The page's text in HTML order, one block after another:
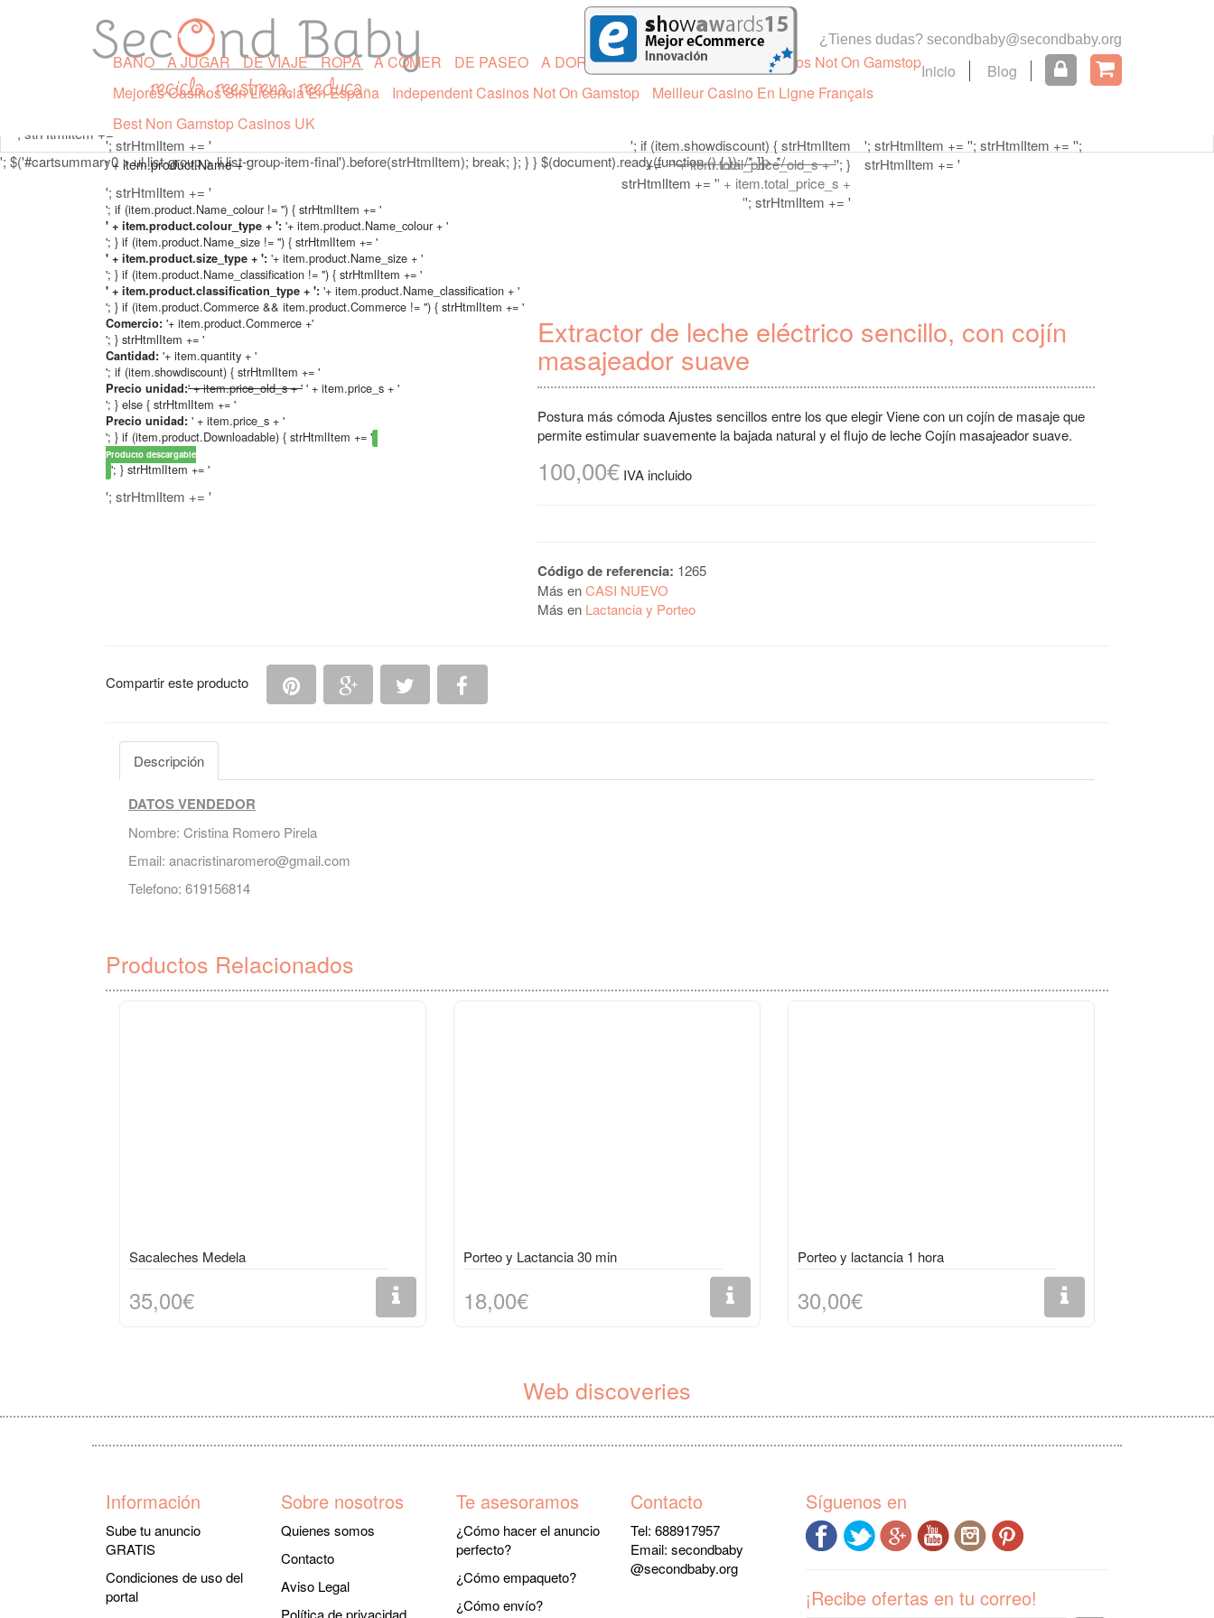
BAÑO A JUGAR DE VIAJE ROPA A COMER DE PASEO A DORMIR Lactancia y Porteo
Casinos Not On Gamstop
Mejores Casinos Sin Licencia En España
Independent Casinos Not On Gamstop
Meilleur Casino En Ligne Français
Best Non Gamstop Casinos UK
Inicio Blog
¿Tienes dudas? secondbaby@secondbaby.org
Carrito
Sin artículos
'; strHtmlItem += '
'; strHtmlItem += '
' + item.product.Name + '
'; strHtmlItem += '
'; if (item.product.Name_colour != '') { strHtmlItem += '
' + item.product.colour_type + ': '+ item.product.Name_colour + '
'; } if (item.product.Name_size != '') { strHtmlItem += '
' + item.product.size_type + ': '+ item.product.Name_size + '
'; } if (item.product.Name_classification != '') { strHtmlItem += '
' + item.product.classification_type + ': '+ item.product.Name_classification + '
'; } if (item.product.Commerce && item.product.Commerce != '') { strHtmlItem += '
Comercio: '+ item.product.Commerce +'
'; } strHtmlItem += '
Cantidad: '+ item.quantity + '
'; if (item.showdiscount) { strHtmlItem += '
Precio unidad:' + item.price_old_s + ' ' + item.price_s + '
'; } else { strHtmlItem += '
Precio unidad: ' + item.price_s + '
'; } if (item.product.Downloadable) { strHtmlItem += '
Producto descargable
'; } strHtmlItem += '
'; strHtmlItem += '
'; strHtmlItem += '
'; if (item.showdiscount) { strHtmlItem
+= '' + item.total_price_old_s + ''; }
strHtmlItem += '' + item.total_price_s +
''; strHtmlItem += '
';
strHtmlItem += '
'; strHtmlItem += ''; $('#cartsummary0 > ul.list-group > li.list-group-item-final').before(strHtmlItem); itemCount = itemCount +1; if (itemCount >= 100) { strHtmlItem = ''; strHtmlItem += '
'; strHtmlItem += '
Pulsa sobre el botónIr al carritopara ver tu carrito completo
'; strHtmlItem += '
'; $('#cartsummary0 > ul.list-group > li.list-group-item-final').before(strHtmlItem); break; }; } } $(document).ready(function () { }); /* ]]> */
Extractor de leche eléctrico sencillo, con cojín
masajeador suave
Postura más cómoda Ajustes sencillos entre los que elegir Viene con un cojín de masaje que
permite estimular suavemente la bajada natural y el flujo de leche Cojín masajeador suave.
100,00€ IVA incluido
Código de referencia: 1265
Más enCASI NUEVO
Más en Lactancia y Porteo
Compartir este producto Compartir en Pinterest
Compartir en Google+
Compartir en Twitter
Descripción
DATOS VENDEDOR
Nombre: Cristina Romero Pirela
Email: anacristinaromero@gmail.com
Telefono: 619156814
Productos Relacionados
Sacaleches Medela
35,00€
Porteo y Lactancia 30 min
18,00€
Porteo y lactancia 1 hora
30,00€
Web discoveries
Información
Sube tu anuncio
GRATIS
Condiciones de uso del
portal
Sobre nosotros
Quienes somos
Contacto
Aviso Legal
Política de privacidad
Te asesoramos
¿Cómo hacer el anuncio
perfecto?
¿Cómo empaqueto?
¿Cómo envío?
Contacto
Tel: 688917957
Email:secondbaby
@secondbaby.org
Síguenos en
¡Recibe ofertas en tu correo!